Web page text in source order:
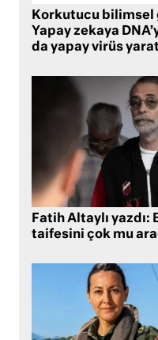
Korkutucu bilimsel
Yapay zekaya
da yapay virüs
Fatih Altaylı yazdı:
taifesini çok mu